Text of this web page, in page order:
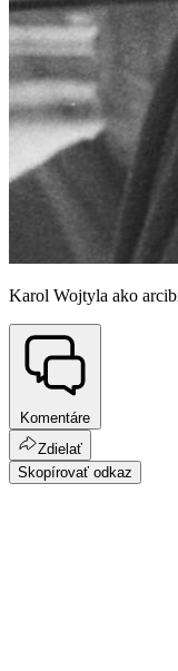
Karol Wojtyla ako
Komentáre
Zdielať
Skopírovať odkaz